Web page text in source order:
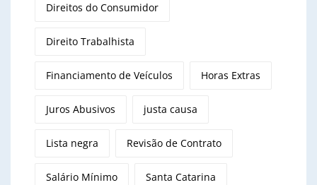
Direitos do Consumidor
Direito Trabalhista
Financiamento de Veículos Horas Extras
Juros Abusivos justa causa
Lista negra Revisão de Contrato
Salário Mínimo Santa Catarina